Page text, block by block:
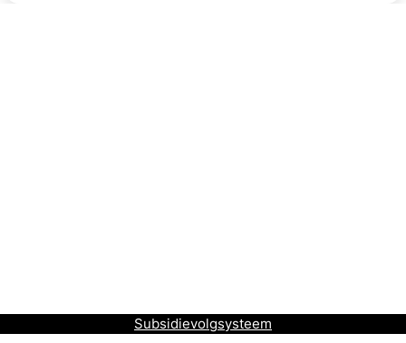
Subsidievolgsysteem